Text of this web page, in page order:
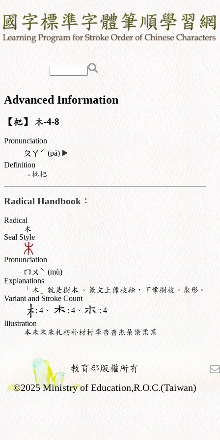
Advanced Information
【杷】 木-4-8
Pronunciation
ㄆㄚ ˊ (pá) ▶️
Definition
→ 枇杷
Radical Handbook：
Radical
木
Seal Style
Pronunciation
ㄇㄨ ˋ (mù)
Explanations
「木」就是樹木 。篆文上像枝榦，下像樹枝。象形。
Variant and Stroke Count
: 4、
: 4、
: 4
Illustration
本未末朱札朽朴材村李杏杳杰朵染柔某
教育部版權所有
©2025 Ministry of Education,R.O.C.(Taiwan)